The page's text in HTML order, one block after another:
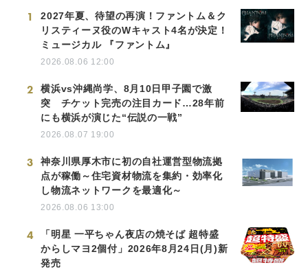
1
2027年夏、待望の再演！ファントム＆ク
リスティーヌ役のWキャスト4名が決定！
ミュージカル 『ファントム』
2026.08.06 12:00
2
横浜vs沖縄尚学、8月10日甲子園で激
突 チケット完売の注目カード…28年前
にも横浜が演じた“伝説の一戦”
2026.08.07 19:00
3
神奈川県厚木市に初の自社運営型物流拠
点が稼働～住宅資材物流を集約・効率化
し物流ネットワークを最適化～
2026.08.06 13:00
4
「明星 一平ちゃん夜店の焼そば 超特盛
からしマヨ2個付」2026年8月24日(月)新
発売